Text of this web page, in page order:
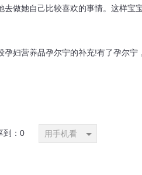
做她自己比较喜欢的事情。这样宝
妇营养品孕尔宁的补充!有了孕尔宁
到： 0 用手机看